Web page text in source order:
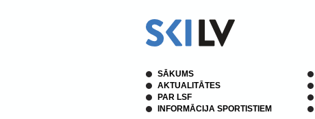
SĀKUMS
AKTUALITĀTES
PAR LSF
INFORMĀCIJA SPORTISTIEM